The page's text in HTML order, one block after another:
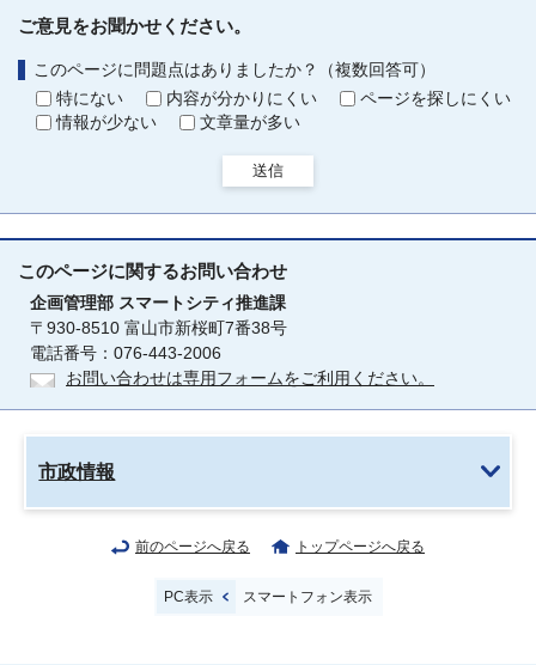
ご意見をお聞かせください。
このページに問題点はありましたか？（複数回答可）
特にない
内容が分かりにくい
ページを探しにくい
情報が少ない
文章量が多い
送信
このページに関するお問い合わせ
企画管理部 スマートシティ推進課
〒930-8510 富山市新桜町7番38号
電話番号：076-443-2006
お問い合わせは専用フォームをご利用ください。
市政情報
前のページへ戻る トップページへ戻る
PC表示 スマートフォン表示